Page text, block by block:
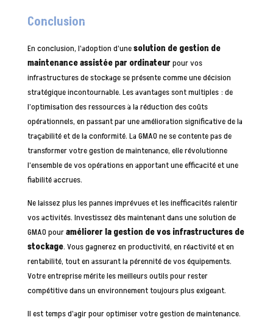
Conclusion
En conclusion, l’adoption d’unesolution de gestion de
maintenance assistée par ordinateurpour vos
infrastructures de stockage se présente comme une décision
stratégique incontournable. Les avantages sont multiples : de
l’optimisation des ressources à la réduction des coûts
opérationnels, en passant par une amélioration significative de la
traçabilité et de la conformité. La GMAO ne se contente pas de
transformer votre gestion de maintenance, elle révolutionne
l’ensemble de vos opérations en apportant une efficacité et une
fiabilité accrues.
Ne laissez plus les pannes imprévues et les inefficacités ralentir
vos activités. Investissez dès maintenant dans une solution de
GMAO pouraméliorer la gestion de vos infrastructures de
stockage. Vous gagnerez en productivité, en réactivité et en
rentabilité, tout en assurant la pérennité de vos équipements.
Votre entreprise mérite les meilleurs outils pour rester
compétitive dans un environnement toujours plus exigeant.
Il est temps d’agir pour optimiser votre gestion de maintenance.